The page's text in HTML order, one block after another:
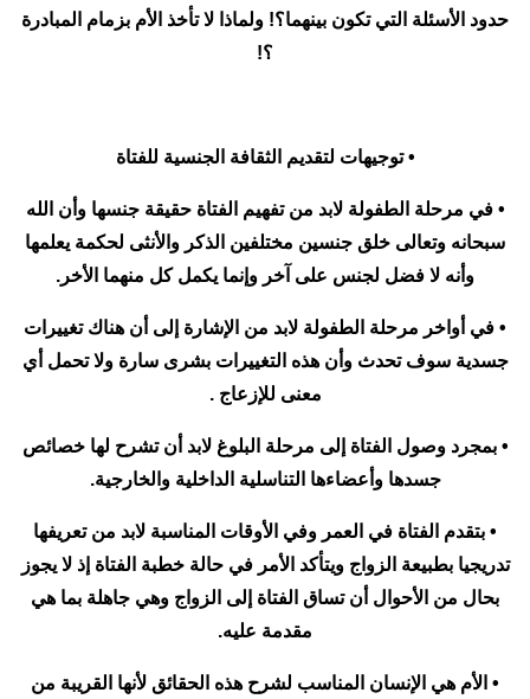
حدود الأسئلة التي تكون بينهما؟! ولماذا لا تأخذ الأم بزمام المبادرة
؟!
• توجيهات لتقديم الثقافة الجنسية للفتاة
• في مرحلة الطفولة لابد من تفهيم الفتاة حقيقة جنسها وأن الله
سبحانه وتعالى خلق جنسين مختلفين الذكر والأنثى لحكمة يعلمها
وأنه لا فضل لجنس على آخر وإنما يكمل كل منهما الأخر.
• في أواخر مرحلة الطفولة لابد من الإشارة إلى أن هناك تغييرات
جسدية سوف تحدث وأن هذه التغييرات بشرى سارة ولا تحمل أي
معنى للإزعاج .
• بمجرد وصول الفتاة إلى مرحلة البلوغ لابد أن تشرح لها خصائص
جسدها وأعضاءها التناسلية الداخلية والخارجية.
• بتقدم الفتاة في العمر وفي الأوقات المناسبة لابد من تعريفها
تدريجيا بطبيعة الزواج ويتأكد الأمر في حالة خطبة الفتاة إذ لا يجوز
بحال من الأحوال أن تساق الفتاة إلى الزواج وهي جاهلة بما هي
مقدمة عليه.
• الأم هي الإنسان المناسب لشرح هذه الحقائق لأنها القريبة من